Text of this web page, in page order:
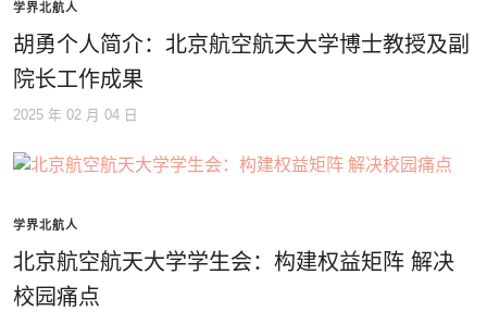
学界北航人
胡勇个人简介：北京航空航天大学博士教授及副
院长工作成果
2025 年 02 月 04 日
学界北航人
北京航空航天大学学生会：构建权益矩阵 解决
校园痛点